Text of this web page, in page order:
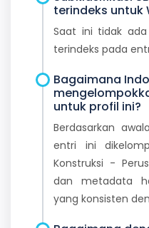
terindeks untuk
Saat ini tidak ada
terindeks pada
Bagaimana
untuk profil ini?
Berdasarkan
entri ini
Konstruksi -
dan metadata
yang konsisten